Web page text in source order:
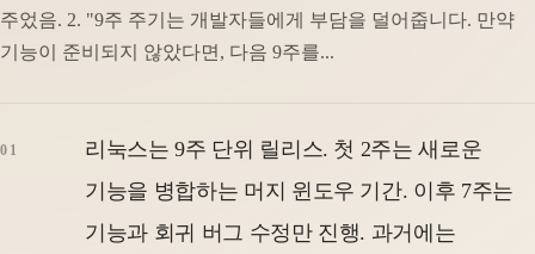
주었음. 2. "9주 주기는 개발자들에게 부담을 덜어줍니다. 만약
기능이 준비되지 않았다면, 다음 9주를...
리눅스는 9주 단위 릴리스. 첫 2주는 새로운
기능을 병합하는 머지 윈도우 기간. 이후 7주는
기능과 회귀 버그 수정만 진행. 과거에는